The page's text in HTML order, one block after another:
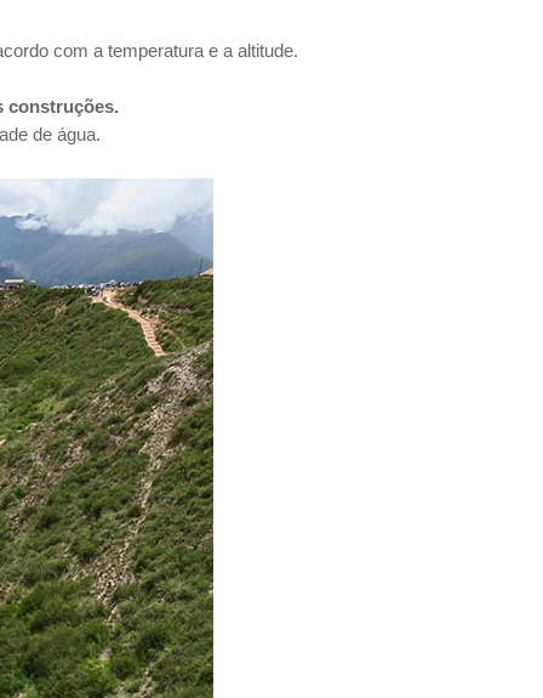
com a temperatura e a altitude.
construções.
de água.